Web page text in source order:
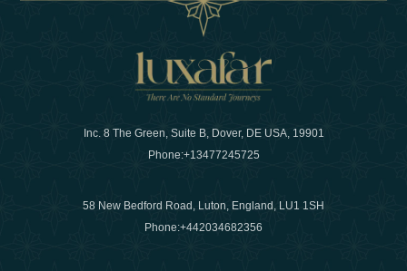
Inc. 8 The Green, Suite B, Dover, DE USA, 19901
Phone:+13477245725
58 New Bedford Road, Luton, England, LU1 1SH
Phone:+442034682356